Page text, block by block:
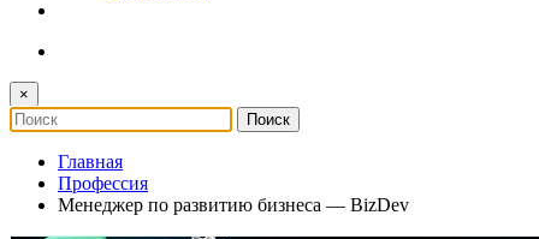
×
Главная
Профессия
Менеджер по развитию бизнеса — BizDev